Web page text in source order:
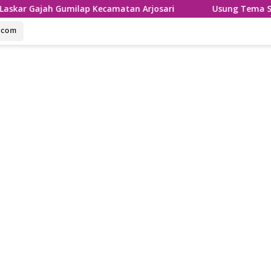
Gumilap Kecamatan Arjosari Usung Tema Sumpah